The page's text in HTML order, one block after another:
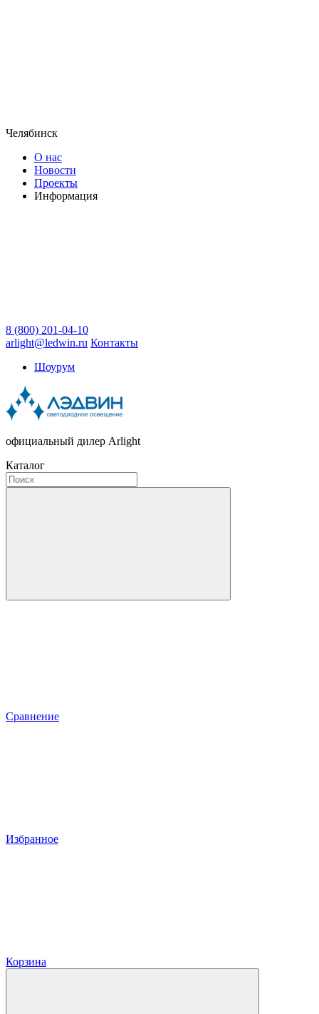
Челябинск
О нас
Новости
Проекты
Информация
8 (800) 201-04-10
arlight@ledwin.ru Контакты
Шоурум
официальный дилер Arlight
Каталог
Сравнение
Избранное
Корзина